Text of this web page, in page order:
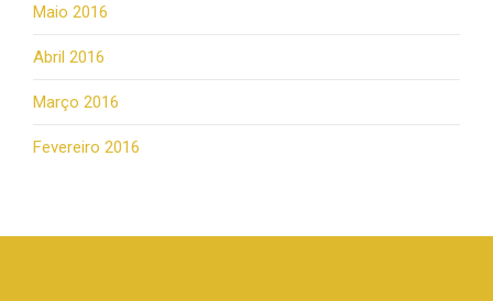
Maio 2016
Abril 2016
Março 2016
Fevereiro 2016